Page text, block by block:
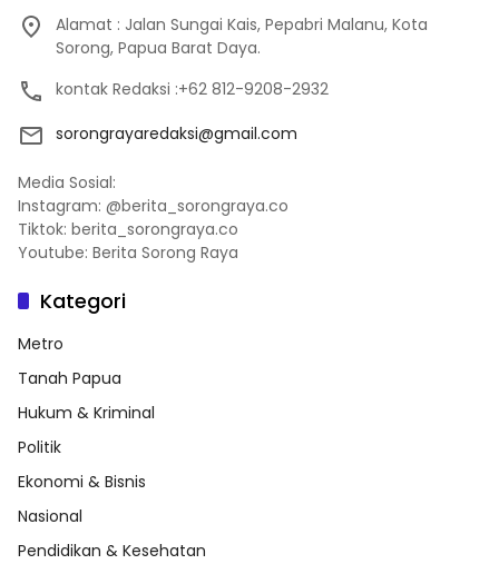
Alamat : Jalan Sungai Kais, Pepabri Malanu, Kota
Sorong, Papua Barat Daya.
kontak Redaksi :+62 812-9208-2932
sorongrayaredaksi@gmail.com
Media Sosial:
Instagram: @berita_sorongraya.co
Tiktok: berita_sorongraya.co
Youtube: Berita Sorong Raya
Kategori
Metro
Tanah Papua
Hukum & Kriminal
Politik
Ekonomi & Bisnis
Nasional
Pendidikan & Kesehatan